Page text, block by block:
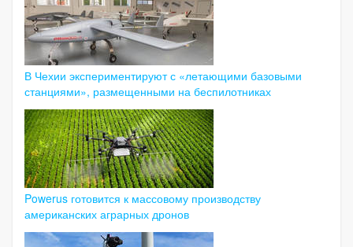
В Чехии экспериментируют с «летающими базовыми
станциями», размещенными на беспилотниках
Powerus готовится к массовому производству
американских аграрных дронов